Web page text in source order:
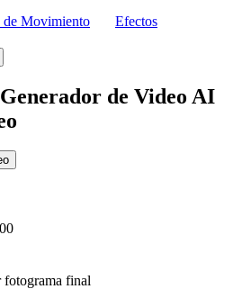
de Movimiento
Efectos
de Video AI
fotograma final